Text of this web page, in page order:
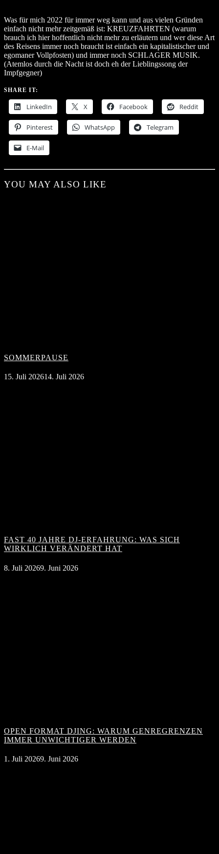
Was für mich 2022 für immer weg kann und aus vielen Gründen
einfach nicht mehr zeitgemäß ist: KREUZFAHRTEN (warum
brauch ich hier hoffentlich nicht mehr zu erläutern und wer diese Art
des Reisens immer noch braucht ist einfach ein kapitalistischer und
egomaner Vollpfosten) und immer noch SCHLAGER MUSIK.
(Atemlos durch die Nacht ist doch eh der Lieblingssong der
Impfgegner)
SHARE IT:
LinkedIn X Facebook Reddit
Pinterest WhatsApp Telegram
E-Mail
YOU MAY ALSO LIKE
SOMMERPAUSE
15. Juli 202614. Juli 2026
FAST 40 JAHRE DJ-ERFAHRUNG: WAS SICH
WIRKLICH VERÄNDERT HAT
8. Juli 20269. Juni 2026
OPEN FORMAT DJING: WARUM GENREGRENZEN
IMMER UNWICHTIGER WERDEN
1. Juli 20269. Juni 2026